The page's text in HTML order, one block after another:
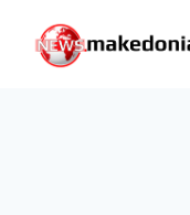
content